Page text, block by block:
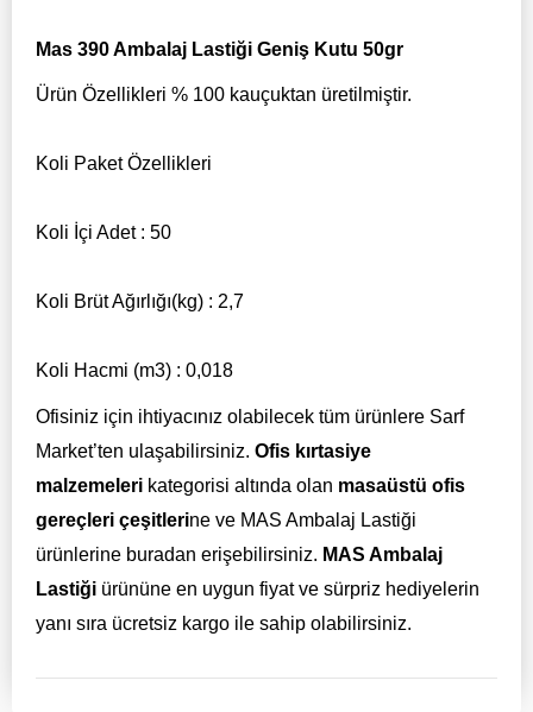
Mas 390 Ambalaj Lastiği Geniş Kutu 50gr
Ürün Özellikleri % 100 kauçuktan üretilmiştir.
Koli Paket Özellikleri
Koli İçi Adet : 50
Koli Brüt Ağırlığı(kg) : 2,7
Koli Hacmi (m3) : 0,018
Ofisiniz için ihtiyacınız olabilecek tüm ürünlere Sarf
Market’ten ulaşabilirsiniz. Ofis kırtasiye
malzemeleri kategorisi altında olan masaüstü ofis
gereçleri çeşitlerine ve MAS Ambalaj Lastiği
ürünlerine buradan erişebilirsiniz. MAS Ambalaj
Lastiği ürününe en uygun fiyat ve sürpriz hediyelerin
yanı sıra ücretsiz kargo ile sahip olabilirsiniz.